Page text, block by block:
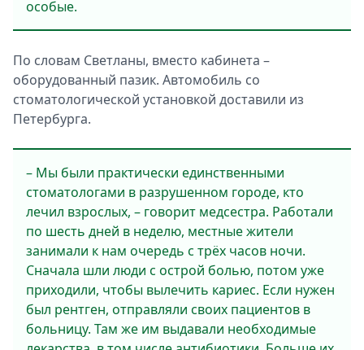
особые.
По словам Светланы, вместо кабинета –
оборудованный пазик. Автомобиль со
стоматологической установкой доставили из
Петербурга.
– Мы были практически единственными
стоматологами в разрушенном городе, кто
лечил взрослых, – говорит медсестра. Работали
по шесть дней в неделю, местные жители
занимали к нам очередь с трёх часов ночи.
Сначала шли люди с острой болью, потом уже
приходили, чтобы вылечить кариес. Если нужен
был рентген, отправляли своих пациентов в
больницу. Там же им выдавали необходимые